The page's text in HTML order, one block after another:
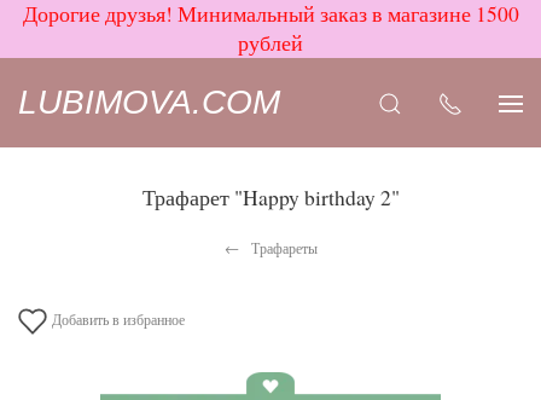
Дорогие друзья! Минимальный заказ в магазине 1500
рублей
LUBIMOVA.COM
Трафарет "Happy birthday 2"
Трафареты
Добавить в избранное